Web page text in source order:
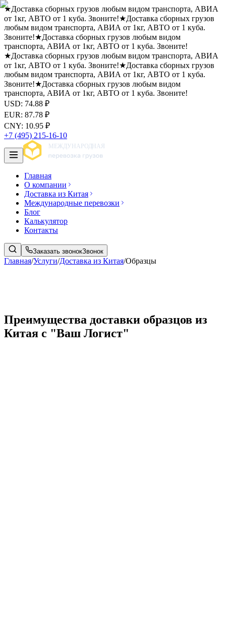
★Доставка сборных грузов любым видом транспорта, АВИА
от 1кг, АВТО от 1 куба. Звоните!★Доставка сборных грузов
любым видом транспорта, АВИА от 1кг, АВТО от 1 куба.
Звоните!★Доставка сборных грузов любым видом
транспорта, АВИА от 1кг, АВТО от 1 куба. Звоните!
★Доставка сборных грузов любым видом транспорта, АВИА
от 1кг, АВТО от 1 куба. Звоните!★Доставка сборных грузов
любым видом транспорта, АВИА от 1кг, АВТО от 1 куба.
Звоните!★Доставка сборных грузов любым видом
транспорта, АВИА от 1кг, АВТО от 1 куба. Звоните!
USD: 74.88 ₽
EUR: 87.78 ₽
CNY: 10.95 ₽
+7 (495) 215-16-10
Главная
О компании
Доставка из Китая
Международные перевозки
Блог
Калькулятор
Контакты
Заказать звонокЗвонок
Главная/Услуги/Доставка из Китая/Образцы
Преимущества доставки образцов из
Китая с "Ваш Логист"